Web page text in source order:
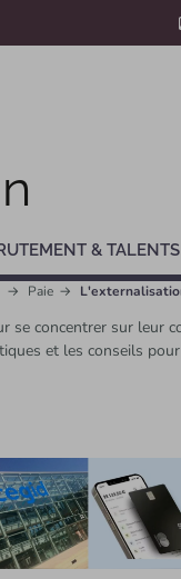
& TALENTS
Paie
se concentrer sur leur
et les conseils